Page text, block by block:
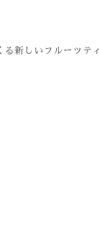
新しいフルーツティ